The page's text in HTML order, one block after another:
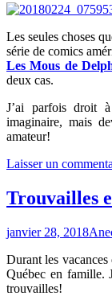
Les seules choses
série de comics
Les Mous de
deux cas.
J’ai parfois droit
imaginaire, mais
amateur!
Laisser un
Trouvailles
janvier 28, 2018
Durant les
Québec en famille.
trouvailles!